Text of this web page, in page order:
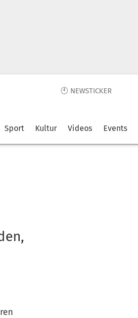
🕙 NEWSTICKER
Sport Kultur Videos Events